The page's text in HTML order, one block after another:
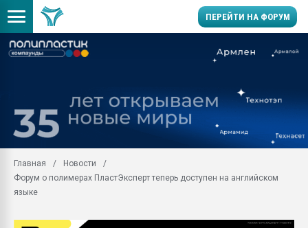
ПЕРЕЙТИ НА ФОРУМ
цикла
заводу пластмасс"
Главная
Новости
Форум о полимерах ПластЭксперт теперь доступен на английском
языке